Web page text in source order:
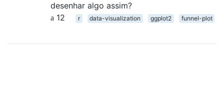
desenhar algo assim?
12
r data-visualization ggplot2 funnel-plot